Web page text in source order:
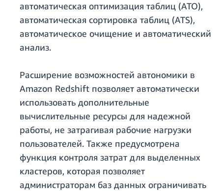
автоматическая оптимизация таблиц (ATO),
автоматическая сортировка таблиц (ATS),
автоматическое очищение и автоматический
анализ.
Расширение возможностей автономики в
Amazon Redshift позволяет автоматически
использовать дополнительные
вычислительные ресурсы для надежной
работы, не затрагивая рабочие нагрузки
пользователей. Также предусмотрена
функция контроля затрат для выделенных
кластеров, которая позволяет
администраторам баз данных ограничивать